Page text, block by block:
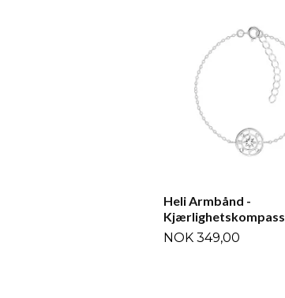
Heli Armbånd -
Kjærlighetskompass
NOK 349,00